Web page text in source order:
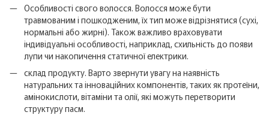
Особливості свого волосся. Волосся може бути
травмованим і пошкодженим, їх тип може відрізнятися (сухі,
нормальні або жирні). Також важливо враховувати
індивідуальні особливості, наприклад, схильність до появи
лупи чи накопичення статичної електрики.
склад продукту. Варто звернути увагу на наявність
натуральних та інноваційних компонентів, таких як протеїни,
амінокислоти, вітаміни та олії, які можуть перетворити
структуру пасм.